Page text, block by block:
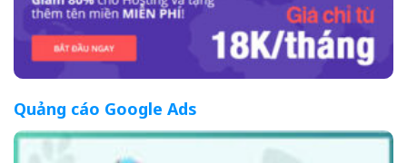
Quảng cáo Google Ads